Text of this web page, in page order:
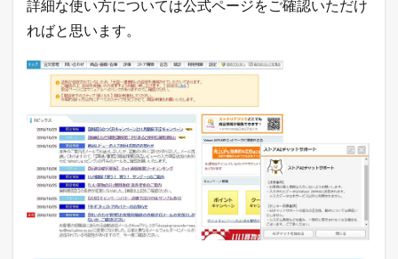
ネ
ッ
シ
ョ
ッ
プ
の
教
科
書
が
こ
こ
に
詳細な使い方については公式ページをご確認いただけ
ればと思います。